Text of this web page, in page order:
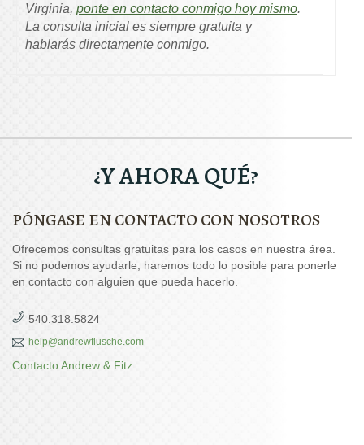
Virginia, ponte en contacto conmigo hoy mismo.
La consulta inicial es siempre gratuita y
hablarás directamente conmigo.
¿Y AHORA QUÉ?
PÓNGASE EN CONTACTO CON NOSOTROS
Ofrecemos consultas gratuitas para los casos en nuestra área.
Si no podemos ayudarle, haremos todo lo posible para ponerle
en contacto con alguien que pueda hacerlo.
540.318.5824
help@andrewflusche.com
Contacto Andrew & Fitz